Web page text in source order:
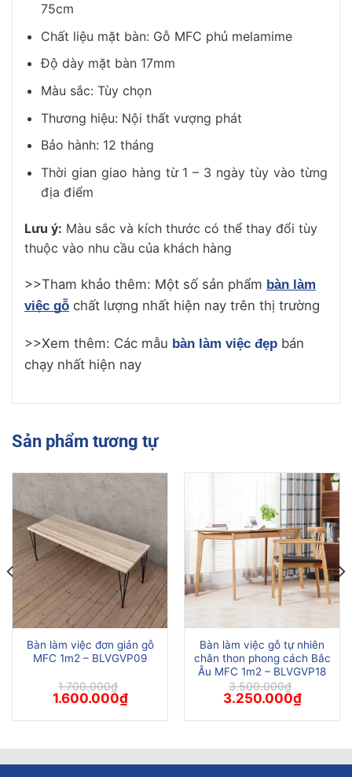
75cm
Chất liệu mặt bàn: Gỗ MFC phủ melamime
Độ dày mặt bàn 17mm
Màu sắc: Tùy chọn
Thương hiệu: Nội thất vượng phát
Bảo hành: 12 tháng
Thời gian giao hàng từ 1 – 3 ngày tùy vào từng
địa điểm
Lưu ý: Màu sắc và kích thước có thể thay đổi tùy
thuộc vào nhu cầu của khách hàng
>>Tham khảo thêm: Một số sản phẩm bàn làm
việc gỗ chất lượng nhất hiện nay trên thị trường
>>Xem thêm: Các mẫu bàn làm việc đẹp bán
chạy nhất hiện nay
Sản phẩm tương tự
Bàn làm việc đơn giản gỗ
MFC 1m2 – BLVGVP09
1.700.000₫
Giá
gốc
là:
1.600.000₫Giá
hiện
tại
Bàn làm việc gỗ tự nhiên
chân thon phong cách Bắc
Âu MFC 1m2 – BLVGVP18
3.500.000₫
Giá
gốc
là:
3.250.000₫Giá
hiện
tại